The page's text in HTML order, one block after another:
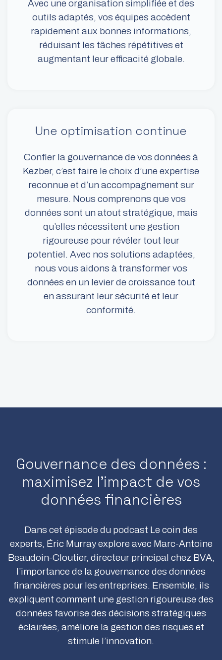
Avec une organisation simplifiée et des
outils adaptés, vos équipes accèdent
rapidement aux bonnes informations,
réduisant les tâches répétitives et
augmentant leur efficacité globale.
Une optimisation continue
Confier la gouvernance de vos données à
Kezber, c’est faire le choix d’une expertise
reconnue et d’un accompagnement sur
mesure. Nous comprenons que vos
données sont un atout stratégique, mais
qu’elles nécessitent une gestion
rigoureuse pour révéler tout leur
potentiel. Avec nos solutions adaptées,
nous vous aidons à transformer vos
données en un levier de croissance tout
en assurant leur sécurité et leur
conformité.
Gouvernance des données :
maximisez l’impact de vos
données financières
Dans cet épisode du podcast Le coin des
experts, Éric Murray explore avec Marc-Antoine
Beaudoin-Cloutier, directeur principal chez BVA,
l’importance de la gouvernance des données
financières pour les entreprises. Ensemble, ils
expliquent comment une gestion rigoureuse des
données favorise des décisions stratégiques
éclairées, améliore la gestion des risques et
stimule l’innovation.